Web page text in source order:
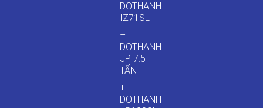
DOTHANH
IZ71SL
–
DOTHANH
JP 7.5
TẤN
+
DOTHANH